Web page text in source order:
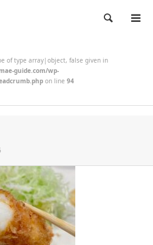
検索
of type array|object, false given in
guide.com/wp-
on line 94